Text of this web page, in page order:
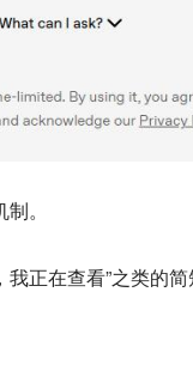
。
我正在查看”之类的